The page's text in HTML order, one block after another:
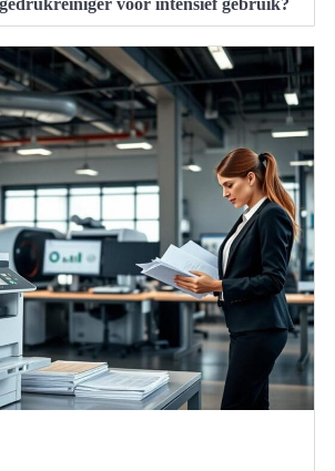
voor intensief gebruik?